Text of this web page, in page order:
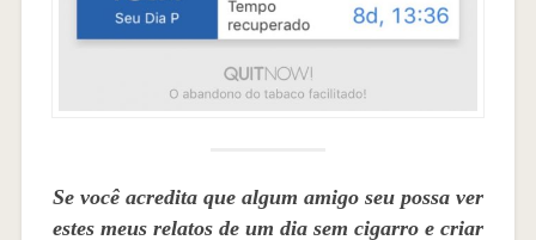
Se você acredita que algum amigo seu possa ver
estes meus relatos de um dia sem cigarro e criar